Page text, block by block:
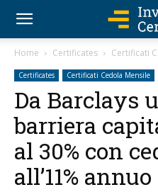
Home Certificates Certificati
Certificates Certificati Cedola Mensile
Da Barclays
barriera
al 30% con
all’11%